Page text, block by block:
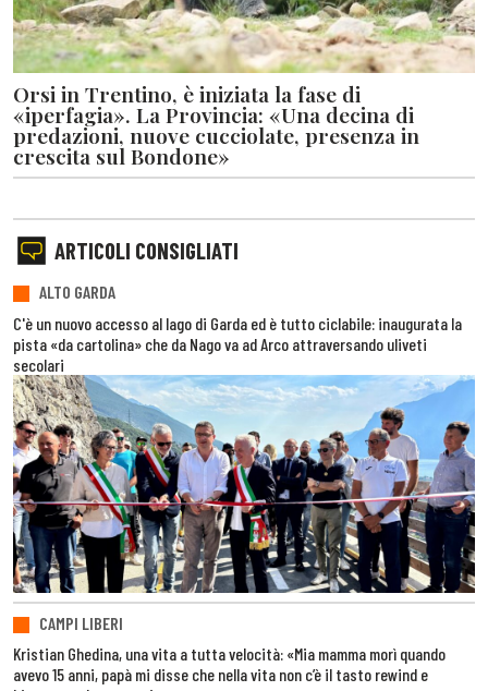
Orsi in Trentino, è iniziata la fase di
«iperfagia». La Provincia: «Una decina di
predazioni, nuove cucciolate, presenza in
crescita sul Bondone»
ARTICOLI CONSIGLIATI
ALTO GARDA
C'è un nuovo accesso al lago di Garda ed è tutto ciclabile: inaugurata la
pista «da cartolina» che da Nago va ad Arco attraversando uliveti
secolari
CAMPI LIBERI
Kristian Ghedina, una vita a tutta velocità: «Mia mamma morì quando
avevo 15 anni, papà mi disse che nella vita non c’è il tasto rewind e